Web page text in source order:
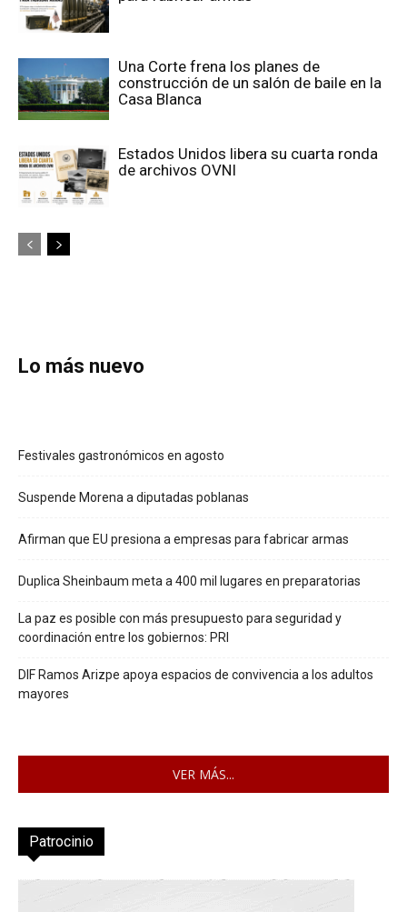
Una Corte frena los planes de
construcción de un salón de baile en la
Casa Blanca
Estados Unidos libera su cuarta ronda
de archivos OVNI
Lo más nuevo
Festivales gastronómicos en agosto
Suspende Morena a diputadas poblanas
Afirman que EU presiona a empresas para fabricar armas
Duplica Sheinbaum meta a 400 mil lugares en preparatorias
La paz es posible con más presupuesto para seguridad y
coordinación entre los gobiernos: PRI
DIF Ramos Arizpe apoya espacios de convivencia a los adultos
mayores
VER MÁS...
Patrocinio